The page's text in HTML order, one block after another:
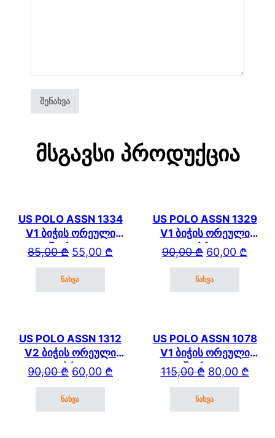
Მსგავსი Პროდუქცია
US POLO ASSN 1334
V1 ბიჭის ორეული
შორტით
85,00₾ Original price was: 85,00 ₾.
55,00 ₾
Current price is: 55,00 ₾.
ნახვა
US POLO ASSN 1329
V1 ბიჭის ორეული
კაპრით
90,00₾ Original price
60,00 ₾
Current price is:
ნახვა
US POLO ASSN 1312
V2 ბიჭის ორეული
კაპრით
90,00₾ Original price was: 90,00 ₾.
60,00 ₾
Current price is: 60,00 ₾.
ნახვა
US POLO ASSN 1078
V1 ბიჭის ორეული
შორტით
115,00₾Original price
80,00 ₾
Current price is:
ნახვა